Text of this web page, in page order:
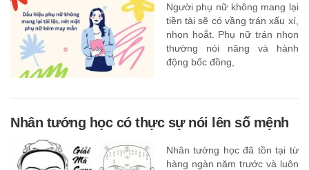
Người phụ nữ không mang lại
tiền tài sẽ có vầng trán xấu xí,
nhọn hoắt. Phụ nữ trán nhọn
thường nói năng và hành
động bốc đồng,
Nhân tướng học có thực sự nói lên số mệnh
Nhân tướng học đã tồn tại từ
hàng ngàn năm trước và luôn